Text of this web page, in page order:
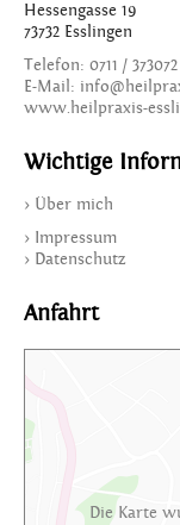
Hessengasse 19
73732 Esslingen
Telefon: 0711 / 373072
E-Mail:
www.heilpraxis-
Wichtige
> Über mich
> Impressum
> Datenschutz
Anfahrt
Die Karte